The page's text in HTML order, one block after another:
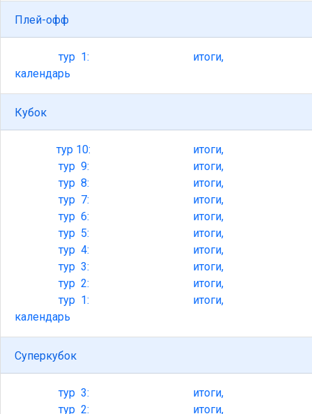
Плей-офф
тур1:
итоги,
календарь
Кубок
тур 10:
итоги,
тур9:
итоги,
тур8:
итоги,
тур7:
итоги,
тур6:
итоги,
тур5:
итоги,
тур4:
итоги,
тур3:
итоги,
тур2:
итоги,
тур1:
итоги,
календарь
Суперкубок
тур3:
итоги,
тур2:
итоги,